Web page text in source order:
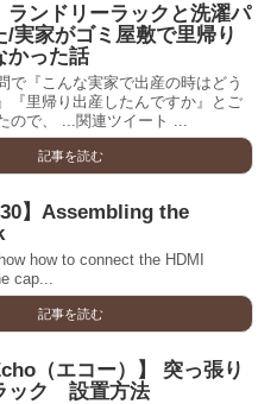
ランドリーラックと洗濯パ
/実家がゴミ屋敷で里帰り
かった話
で『こんな実家で出産の時はどう
『里帰り出産したんですか』とご
ので、 ...関連ツイート ...
記事を読む
】Assembling the
how to connect the HDMI
cap...
記事を読む
（エコー）】 突っ張り
ック 設置方法